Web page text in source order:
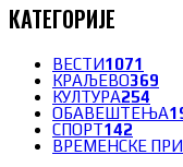
КАТЕГОРИЈЕ
ВЕСТИ1071
КРАЉЕВО369
КУЛТУРА254
ОБАВЕШТЕЊА
СПОРТ142
ВРЕМЕНСКЕ